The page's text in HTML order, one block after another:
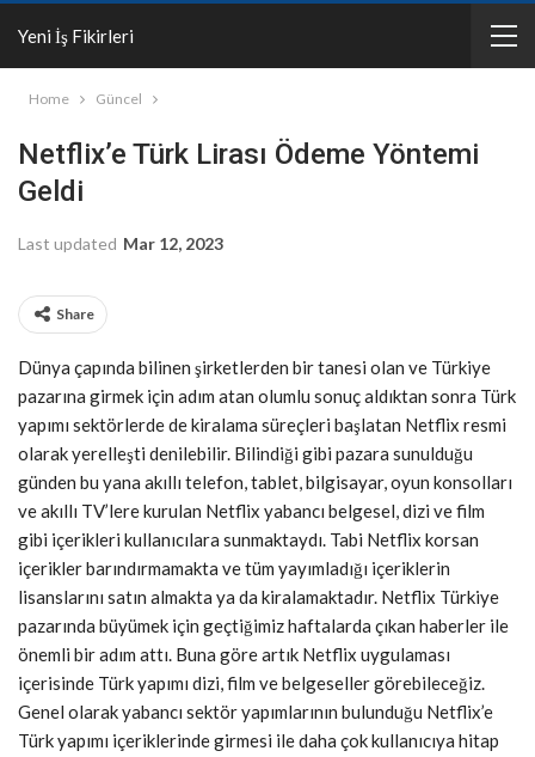
Yeni İş Fikirleri
Home Güncel
Netflix’e Türk Lirası Ödeme Yöntemi
Geldi
Last updated Mar 12, 2023
Share
Dünya çapında bilinen şirketlerden bir tanesi olan ve Türkiye
pazarına girmek için adım atan olumlu sonuç aldıktan sonra Türk
yapımı sektörlerde de kiralama süreçleri başlatan Netflix resmi
olarak yerelleşti denilebilir. Bilindiği gibi pazara sunulduğu
günden bu yana akıllı telefon, tablet, bilgisayar, oyun konsolları
ve akıllı TV’lere kurulan Netflix yabancı belgesel, dizi ve film
gibi içerikleri kullanıcılara sunmaktaydı. Tabi Netflix korsan
içerikler barındırmamakta ve tüm yayımladığı içeriklerin
lisanslarını satın almakta ya da kiralamaktadır. Netflix Türkiye
pazarında büyümek için geçtiğimiz haftalarda çıkan haberler ile
önemli bir adım attı. Buna göre artık Netflix uygulaması
içerisinde Türk yapımı dizi, film ve belgeseller görebileceğiz.
Genel olarak yabancı sektör yapımlarının bulunduğu Netflix’e
Türk yapımı içeriklerinde girmesi ile daha çok kullanıcıya hitap